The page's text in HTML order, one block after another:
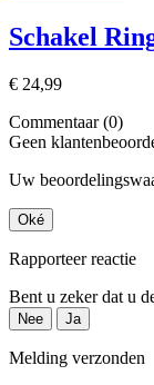
Schakel
€ 24,99
Commentaar (0)
Geen
Uw
Oké
Rapporteer reactie
Bent u zeker dat u
Nee Ja
Melding verzonden